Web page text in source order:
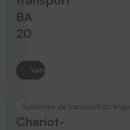
BA
20
Vers le produit
Systèmes de transport du linge
Chariot-